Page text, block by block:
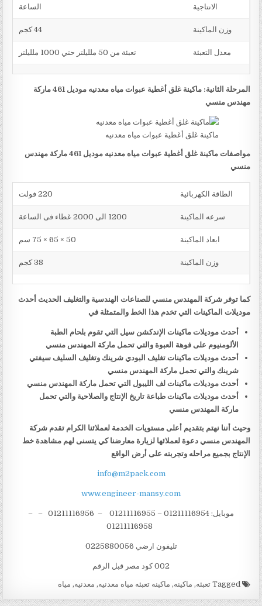
الانتاجية
الساعة
وزن الماكينة 44 كجم
معدل التعبئة تعبئة من 50 ملليلتر حتي 1000 ملليلتر
المرحلة الثانية: ماكينة غلق أغطية عبوات مياه معدنيه موديل 461 ماركة
مهندس منسي
ماكينة غلق أغطية عبوات مياه معدنيه
مواصفات ماكينة غلق أغطية عبوات مياه معدنيه موديل 461 ماركة مهندس
منسي
الطاقة الكهربائية 220 فولت
سرعه الماكينة 1200 الى 2000 غطاء فى الساعة
ابعاد الماكينة 50 × 65 × 75 سم
وزن الماكينة 38 كجم
كما توفر شركة المهندس منسي للصناعات الهندسية والتغليف الحديث أحدث
موديلات الماكينات التي تخدم هذا الخط والمتمثلة في
أحدث موديلات ماكينات الإندكشن سيل التي تقوم بلحام الطبة
الألومنيوم على فوهة العبوة والتي تحمل ماركة المهندس منسي
أحدث موديلات ماكينات تغليف البودي شرينك وتغليف السليف سيفتي
شرينك والتي تحمل ماركة المهندس منسي
أحدث موديلات ماكينات لف الليبول التي تحمل ماركة المهندس منسي
أحدث موديلات ماكينات طباعة تاريخ الإنتاج والصلاحية والتي تحمل
ماركة المهندس منسي
وحيث أننا نهتم بتقديم أعلى مستويات الخدمة لعملائنا الكرام تقدم شركة
المهندس منسي دعوة لعملائها لزيارة معارضنا كي يتسنى لهم مشاهدة خط
الإنتاج بجميع مراحله وتجربته على أرض الواقع
info@m2pack.com
www.engineer-mansy.com
موبايل: 01211116954 – 01211116955 – 01211116956 – –
تليفون ارضي 0225880056
002 كود مصر قبل الرقم
Tagged تعبئه, ماكينه, ماكينه تعبئه مياه معدنيه, معدنيه, مياه